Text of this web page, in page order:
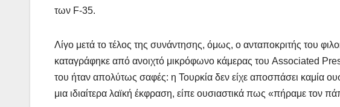
των F-35.
Λίγο μετά το τέλος της συνάντησης, όμως, ο ανταποκριτής του
καταγράφηκε από ανοιχτό μικρόφωνο κάμερας του Associated
του ήταν απολύτως σαφές: η Τουρκία δεν είχε αποσπάσει καμία
μια ιδιαίτερα λαϊκή έκφραση, είπε ουσιαστικά πως «πήραμε τον